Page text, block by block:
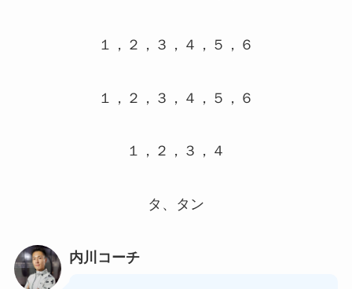
１，２，３，４，５，６
１，２，３，４，５，６
１， ２，３，４
タ、タン
内川コーチ